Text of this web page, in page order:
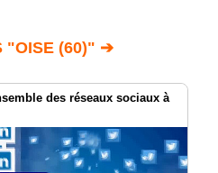
"OISE (60)" ➔
des réseaux sociaux à